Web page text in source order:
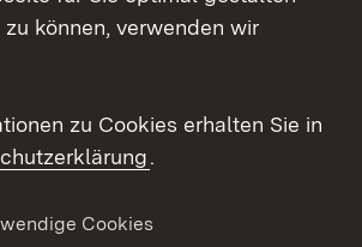
Datenschutz
können, verwenden wir
zu Cookies erhalten Sie in
.
Cookies